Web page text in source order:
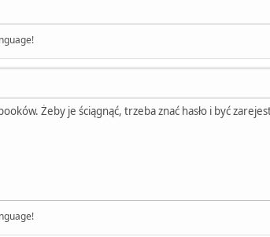
Żeby je ściągnąć, trzeba znać hasło i być